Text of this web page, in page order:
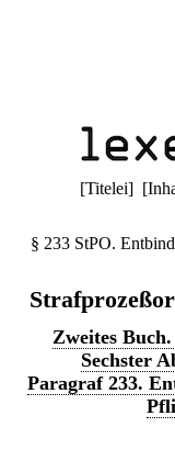
[Titelei] [
§ 233 StPO.
Zweites
Sechster
Paragraf 233.